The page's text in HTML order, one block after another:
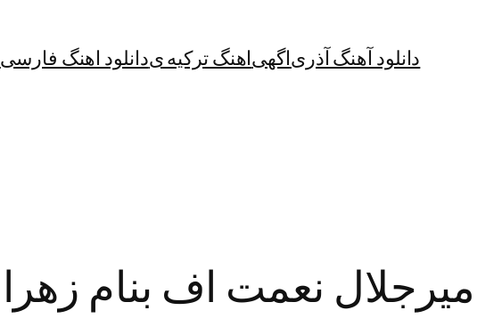
دانلود آهنگ آذریاگهیاهنگ ترکیه یدانلود اهنگ فارسی
میرجلال نعمت اف بنام زهرا